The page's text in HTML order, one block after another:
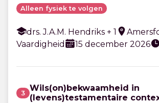
Alleen fysiek te volgen
drs. J.A.M. Hendriks + 1
Vaardigheid
15 december 2026
3 Wils(on)bekwaamheid in
(levens)testamentaire